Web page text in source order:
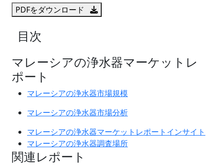
PDFをダウンロード
目次
マレーシアの浄水器マーケットレ
ポート
マレーシアの浄水器市場規模
マレーシアの浄水器市場分析
マレーシアの浄水器マーケットレポートインサイト
マレーシアの浄水器調査場所
関連レポート